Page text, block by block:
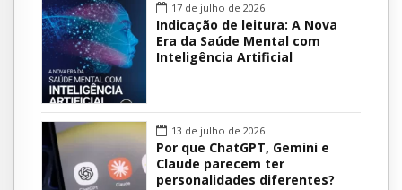
17 de julho de 2026
Indicação de leitura: A Nova
Era da Saúde Mental com
Inteligência Artificial
13 de julho de 2026
Por que ChatGPT, Gemini e
Claude parecem ter
personalidades diferentes?